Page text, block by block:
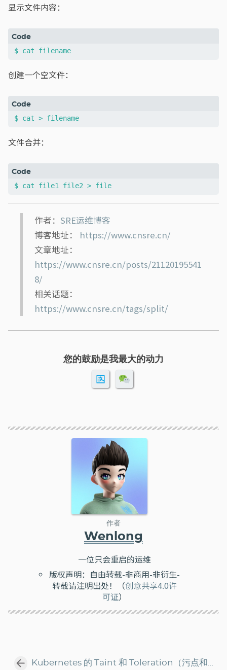
显示文件内容：
创建一个空文件：
文件合并：
作者： SRE运维博客
博客地址： https://www.cnsre.cn/
文章地址：
https://www.cnsre.cn/posts/21120195541
8/
相关话题：
https://www.cnsre.cn/tags/split/
您的鼓励是我最大的动力
作者
Wenlong
一位只会重启的运维
版权声明：自由转载-非商用-非衍生-
转载请注明出处！（创意共享4.0许
可证）
Kubernetes 的 Taint 和 Toleration（污点和容忍）